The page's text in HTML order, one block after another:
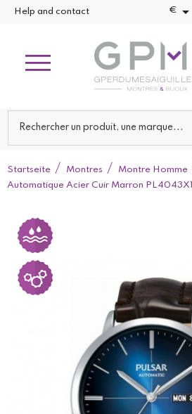
Help and contact € 
Startseite Montres Montre Homme
Automatique Acier Cuir Marron PL4043X1